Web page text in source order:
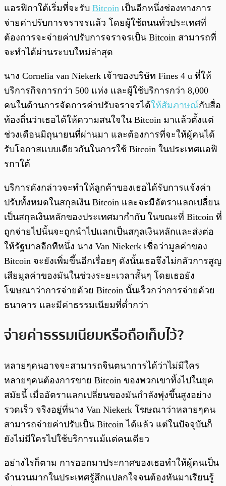
แอรฟิกาใต้เริ่มที่จะรับ Bitcoin เป็นอีกหนึ่งช่องทางการ
จ่ายค่าปรับการจราจรแล้ว โดยผู้ใช้ถนนทั่วประเทศที่
ต้องการจะจ่ายค่าปรับการจราจรเป็น Bitcoin สามารถที่
จะทำได้ผ่านระบบใหม่ล่าสุด
นาง Cornelia van Niekerk เจ้าของบริษัท Fines 4 u ที่ให้
บริการกิจการกว่า 500 แห่ง และผู้ใช้บริการกว่า 8,000
คนในด้านการจัดการค่าปรับจราจรได้ให้สัมภาษณ์กับสื่อ
ท้องถิ่นว่าเธอได้ให้ความสนใจใน Bitcoin มาแล้วตั้งแต่
ช่วงเดือนมิถุนายนที่ผ่านมา และต้องการที่จะให้ผู้คนได้
รับโอกาสแบบเดียวกันในการใช้ Bitcoin ในประเทศแอฟิ
รกาใต้
บริการดังกล่าวจะทำให้ลูกค้าของเธอได้รับการแจ้งค่า
ปรับทั้งหมดในสกุลเงิน Bitcoin และจะมีอัตราแลกเปลี่ยน
เป็นสกุลเงินหลักของประเทศมากำกับ ในขณะที่ Bitcoin ที่
ถูกจ่ายไปนั้นจะถูกนำไปแลกเป็นสกุลเงินหลักและส่งต่อ
ให้รัฐบาลอีกทีหนึ่ง นาง Van Niekerk เชื่อว่ามูลค่าของ
Bitcoin จะยังเพิ่มขึ้นอีกเรื่อยๆ ดังนั้นเธอจึงไม่กลัวการสูญ
เสียมูลค่าของมันในช่วงระยะเวลาสั้นๆ โดยเธอยัง
โฆษณาว่าการจ่ายด้วย Bitcoin นั้นเร็วกว่าการจ่ายด้วย
ธนาคาร และมีค่าธรรมเนียมที่ต่ำกว่า
จ่ายค่าธรรมเนียมหรือถือเก็บไว้?
หลายๆคนอาจจะสามารถจินตนาการได้ว่าไม่มีใคร
หลายๆคนต้องการขาย Bitcoin ของพวกเขาทิ้งไปในยุค
สมัยนี้ เมื่ออัตราแลกเปลี่ยนของมันกำลังพุ่งขึ้นสูงอย่าง
รวดเร็ว จริงอยู่ที่นาง Van Niekerk โฆษณาว่าหลายๆคน
สามารถจ่ายค่าปรับเป็น Bitcoin ได้แล้ว แต่ในปัจจุบันก็
ยังไม่มีใครไปใช้บริการแม้แต่คนเดียว
อย่างไรก็ตาม การออกมาประกาศของเธอทำให้ผู้คนเป็น
จำนวนมากในประเทศรู้สึกแปลกใจจนต้องหันมาเรียนรู้